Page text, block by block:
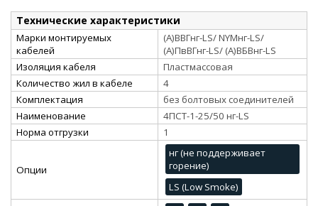
Технические характеристики
Марки монтируемых
кабелей
(А)ВВГнг-LS/ NYMнг-LS/
(А)ПвВГнг-LS/ (А)ВБВнг-LS
Изоляция кабеля
Пластмассовая
Количество жил в кабеле
4
Комплектация
без болтовых соединителей
Наименование
4ПСТ-1-25/50 нг-LS
Норма отгрузки
1
Опции
нг (не поддерживает
горение)
LS (Low Smoke)